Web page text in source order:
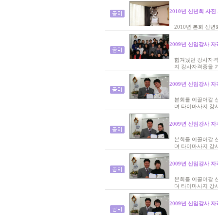
2010년 신년회 사진
2010년 본회 신년
2009년 신임강사 자
힘겨웠던 강사자
지 강사자격증을
2009년 신임강사 자
본회를 이끌어갈
뎌 타이마사지 강
2009년 신임강사 자
본회를 이끌어갈
뎌 타이마사지 강
2009년 신임강사 자
본회를 이끌어갈
뎌 타이마사지 강
2009년 신임강사 자